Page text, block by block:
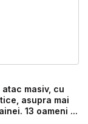
masiv, cu
asupra mai
13 oameni ...